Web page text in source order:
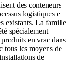
des conteneurs
logistiques et
existants. La famille
spécialement
en vrac dans
tous les moyens de
de